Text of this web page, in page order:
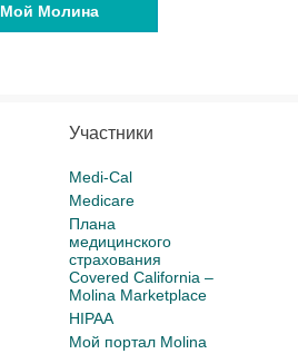
Мой Молина
Участники
Medi-Cal
Medicare
Плана
медицинского
страхования
Covered California –
Molina Marketplace
HIPAA
Мой портал Molina